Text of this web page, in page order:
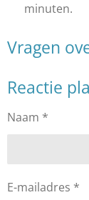
minuten.
Vragen
Reactie
Naam *
E-mailadres *